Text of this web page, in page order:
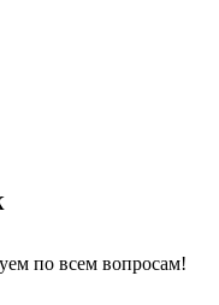
по всем вопросам!